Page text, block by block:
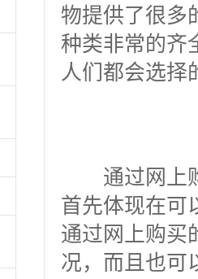
物提供了很多
种类非常的齐
人们都会选择
通过网上
首先体现在可
通过网上购买
况，而且也可